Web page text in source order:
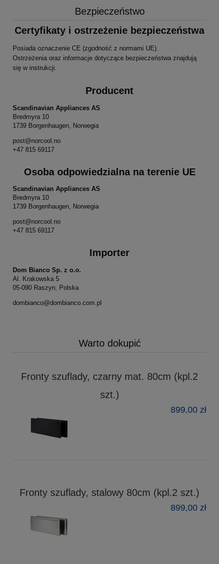
Bezpieczeństwo
Certyfikaty i ostrzeżenie bezpieczeństwa
Posiada oznaczenie CE (zgodność z normami UE).
Ostrzeżenia oraz informacje dotyczące bezpieczeństwa znajdują
się w instrukcji.
Producent
Scandinavian Appliances AS
Bredmyra 10
1739 Borgenhaugen, Norwegia
post@norcool.no
+47 815 69117
Osoba odpowiedzialna na terenie UE
Scandinavian Appliances AS
Bredmyra 10
1739 Borgenhaugen, Norwegia
post@norcool.no
+47 815 69117
Importer
Dom Bianco Sp. z o.o.
Al. Krakowska 5
05-090 Raszyn, Polska
dombianco@dombianco.com.pl
Warto dokupić
Fronty szuflady, czarny mat. 80cm (kpl.2
szt.)
899,00 zł
Fronty szuflady, stalowy 80cm (kpl.2 szt.)
899,00 zł